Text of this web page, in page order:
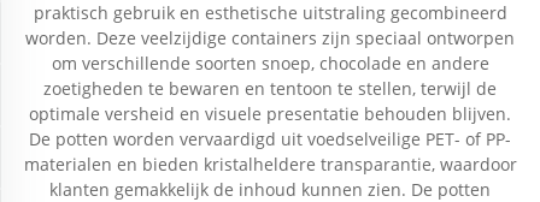
praktisch gebruik en esthetische uitstraling gecombineerd
worden. Deze veelzijdige containers zijn speciaal ontworpen
om verschillende soorten snoep, chocolade en andere
zoetigheden te bewaren en tentoon te stellen, terwijl de
optimale versheid en visuele presentatie behouden blijven.
De potten worden vervaardigd uit voedselveilige PET- of PP-
materialen en bieden kristalheldere transparantie, waardoor
klanten gemakkelijk de inhoud kunnen zien. De potten